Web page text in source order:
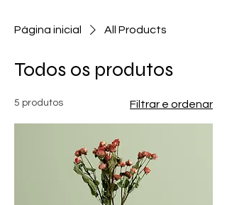
Página inicial All Products
Todos os produtos
5 produtos Filtrar e ordenar